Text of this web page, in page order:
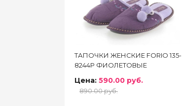
ТАПОЧКИ ЖЕНСКИЕ FORIО 135-
8244Р ФИОЛЕТОВЫЕ
Цена: 590.00 руб.
890.00 руб.